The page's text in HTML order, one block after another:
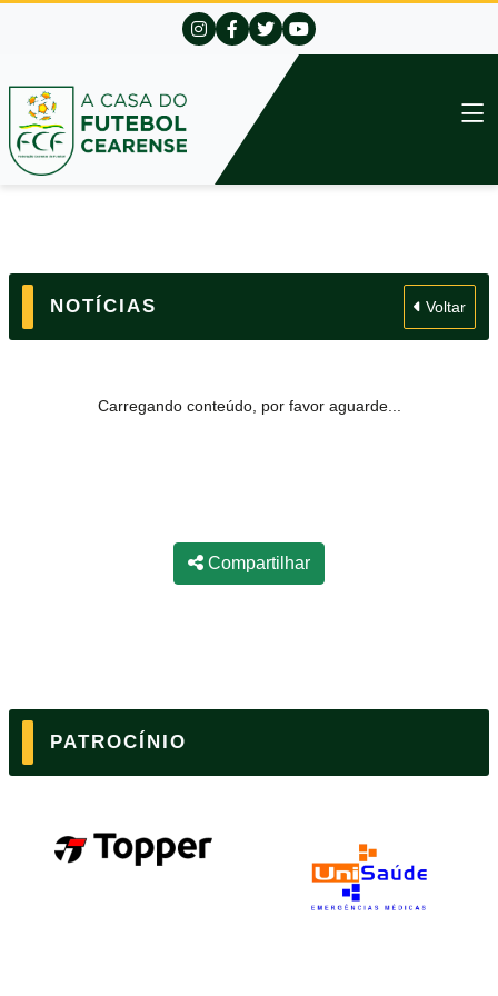
NOTÍCIAS Voltar
Carregando conteúdo, por favor aguarde...
Compartilhar
PATROCÍNIO